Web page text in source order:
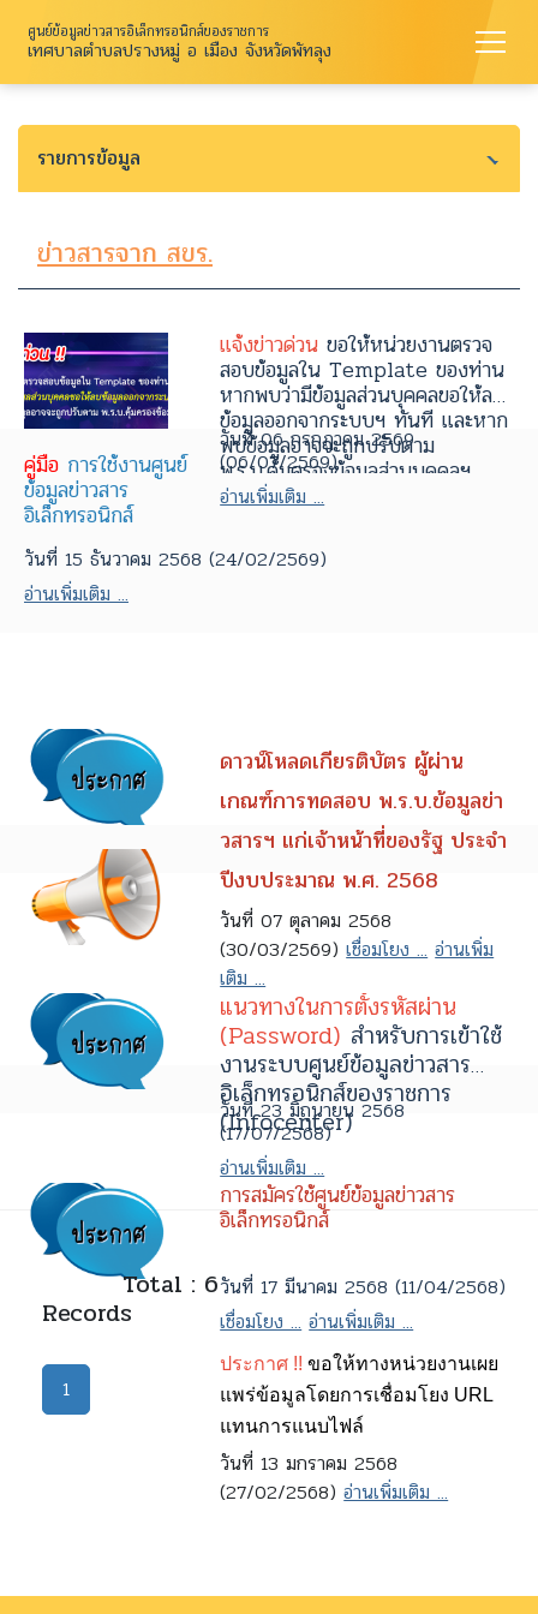
ศูนย์ข้อมูลข่าวสารอิเล็กทรอนิกส์ของราชการ
เทศบาลตำบลปรางหมู่ อ เมือง จังหวัดพัทลุง
รายการข้อมูล
ข่าวสารจาก สขร.
แจ้งข่าวด่วน ขอให้หน่วยงานตรวจ
สอบข้อมูลใน Template ของท่าน
หากพบว่ามีข้อมูลส่วนบุคคลขอให้ลบ
ข้อมูลออกจากระบบฯ ทันที และหาก
พบข้อมูลอาจจะถูกปรับตาม
พ.ร.บ.คุ้มครองข้อมูลส่วนบุคคลฯ
วันที่ 06 กรกฎาคม 2569
(06/07/2569)
อ่านเพิ่มเติม ...
คู่มือ การใช้งานศูนย์
ข้อมูลข่าวสาร
อิเล็กทรอนิกส์
วันที่ 15 ธันวาคม 2568 (24/02/2569)
อ่านเพิ่มเติม ...
ดาวน์โหลดเกียรติบัตร ผู้ผ่าน
เกณฑ์การทดสอบ พ.ร.บ.ข้อมูลข่า
วสารฯ แก่เจ้าหน้าที่ของรัฐ ประจำ
ปีงบประมาณ พ.ศ. 2568
วันที่ 07 ตุลาคม 2568
(30/03/2569)เชื่อมโยง ... อ่านเพิ่ม
เติม ...
แนวทางในการตั้งรหัสผ่าน
(Password) สำหรับการเข้าใช้
งานระบบศูนย์ข้อมูลข่าวสาร
อิเล็กทรอนิกส์ของราชการ
(Infocenter)
วันที่ 23 มิถุนายน 2568
(17/07/2568)
อ่านเพิ่มเติม ...
การสมัครใช้ศูนย์ข้อมูลข่าวสาร
อิเล็กทรอนิกส์
วันที่ 17 มีนาคม 2568 (11/04/2568)
เชื่อมโยง ... อ่านเพิ่มเติม ...
ประกาศ !!ขอให้ทางหน่วยงานเผย
แพร่ข้อมูลโดยการเชื่อมโยง URL
แทนการแนบไฟล์
วันที่ 13 มกราคม 2568
(27/02/2568)อ่านเพิ่มเติม ...
Total : 6
Records
1